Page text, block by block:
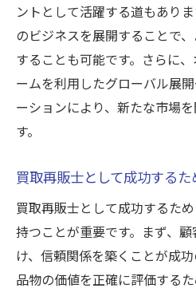
ントとして活躍する道もあり
のビジネスを展開することで
することも可能です。さらに
ームを利用したグローバル展
ーションにより、新たな市場
す。
買取再販士として成功する
買取再販士として成功するた
持つことが重要です。まず、
け、信頼関係を築くことが成功
品物の価値を正確に評価する